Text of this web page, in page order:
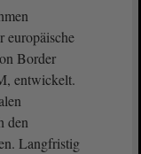
europäische
Border
entwickelt.
den
Langfristig